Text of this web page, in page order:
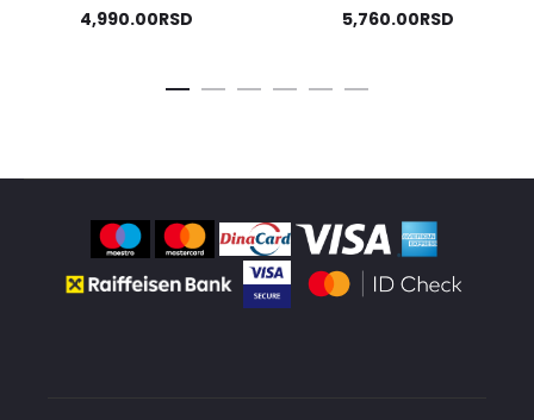
bila:
4,990.00RSD
je:
5,760.00RSDTrenutna